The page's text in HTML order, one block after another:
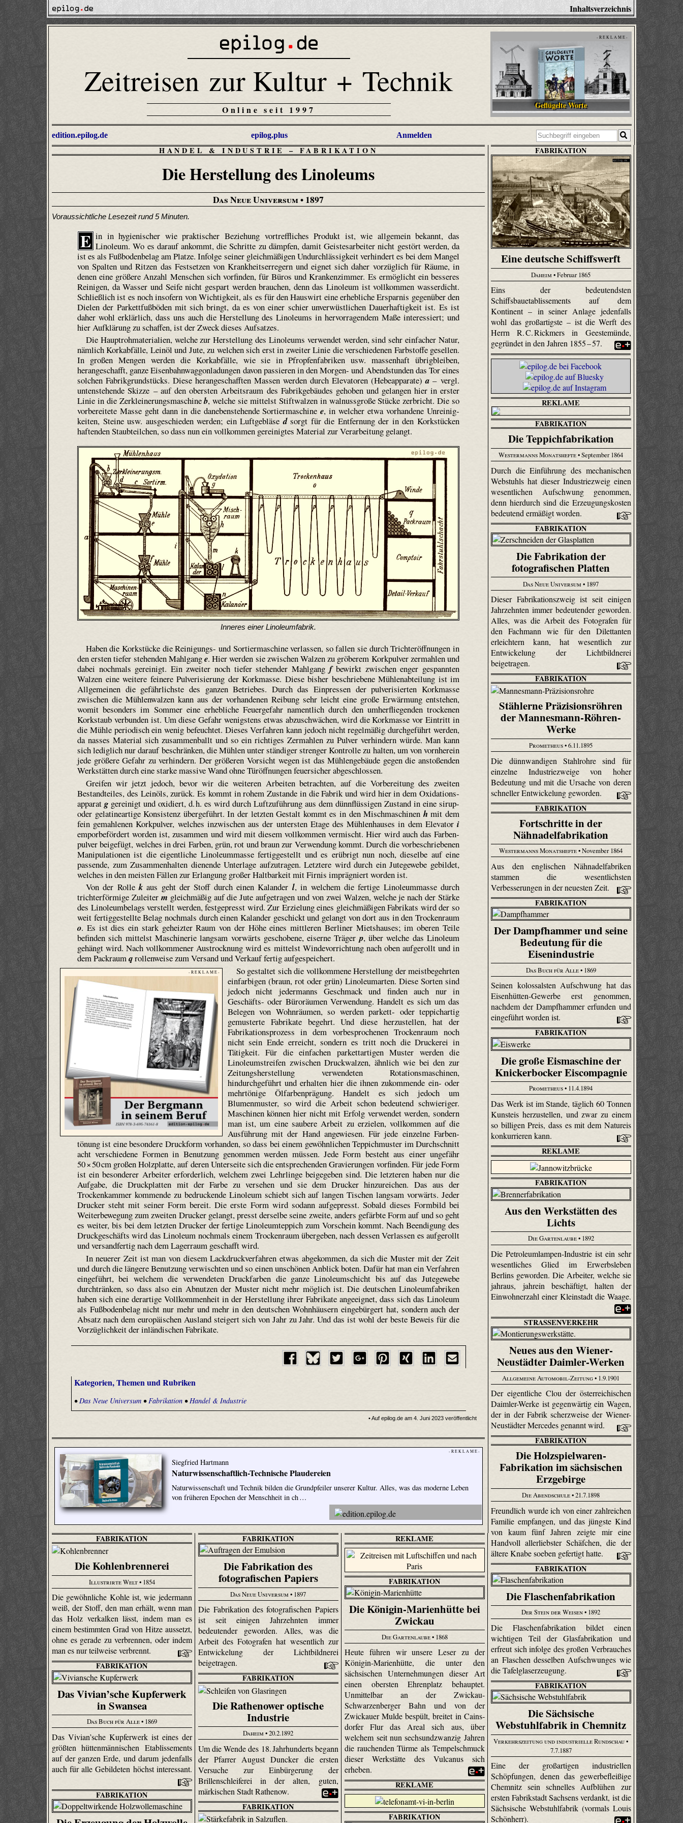
Inhaltsverzeichnis
Zeitreisen zur Kultur + Technik
Online seit 1997
- R E K L A M E -
Geflügelte Worte
edition.epilog.de epilog.plus Anmelden
HANDEL & INDUSTRIE–FABRIKATION
Die Herstellung des Linoleums
Das Neue Universum• 1897
Voraussichtliche Lesezeit rund 5 Minuten.
E in in hygienischer wie praktischer Beziehung vortreffliches Produkt ist, wie allgemein bekannt, das
Linoleum. Wo es darauf ankommt, die Schritte zu dämpfen, damit Geistesarbeiter nicht gestört werden, da
ist es als Fußbodenbelag am Platze. Infolge seiner gleichmäßigen Undurchlässigkeit verhindert es bei dem Mangel
von Spalten und Ritzen das Festsetzen von Krankheitserregern und eignet sich daher vorzüglich für Räume, in
denen eine größere Anzahl Menschen sich vorfinden, für Büros und Krankenzimmer. Es ermöglicht ein besseres
Reinigen, da Wasser und Seife nicht gespart werden brauchen, denn das Linoleum ist vollkommen wasserdicht.
Schließlich ist es noch insofern von Wichtigkeit, als es für den Hauswirt eine erhebliche Ersparnis gegenüber den
Dielen der Parkettfußböden mit sich bringt, da es von einer schier unverwüstlichen Dauerhaftigkeit ist. Es ist
daher wohl erklärlich, dass uns auch die Herstellung des Linoleums in hervorragendem Maße interessiert; und
hier Aufklärung zu schaffen, ist der Zweck dieses Aufsatzes.
Die Hauptrohmaterialien, welche zur Herstellung des Linoleums verwendet werden, sind sehr einfacher Natur,
nämlich Korkabfälle, Leinöl und Jute, zu welchen sich erst in zweiter Linie die verschiedenen Farbstoffe gesellen.
In großen Mengen werden die Korkabfälle, wie sie in Pfropfen­fabriken usw. massenhaft übrigbleiben,
herangeschafft, ganze Eisenbahnwaggonladungen davon passieren in den Morgen- und Abendstunden das Tor eines
solchen Fabrikgrundstücks. Diese herangeschafften Massen werden durch Elevatoren (Hebe­apparate)a – vergl.
untenstehende Skizze – auf den obersten Arbeitsraum des Fabrikgebäudes gehoben und gelangen hier in erster
Linie in die Zerkleinerungsmaschineb, welche sie mittelst Stiftwalzen in walnussgroße Stücke zerbricht. Die so
vorbereitete Masse geht dann in die danebenstehende Sortiermaschinee, in welcher etwa vorhandene Unreinig­
keiten, Steine usw. ausgeschieden werden; ein Luftgebläsedsorgt für die Entfernung der in den Korkstücken
haftenden Staubteilchen, so dass nun ein vollkommen gereinigtes Material zur Verarbeitung gelangt.
Inneres einer Linoleum­fabrik.
Haben die Korkstücke die Reinigungs- und Sortiermaschine verlassen, so fallen sie durch Trichteröffnungen in
den ersten tiefer stehenden Mahlgange. Hier werden sie zwischen Walzen zu gröberem Korkpulver zermahlen und
dabei nochmals gereinigt. Ein zweiter noch tiefer stehender Mahlgang fbewirkt zwischen enger gespannten
Walzen eine weitere feinere Pulverisierung der Korkmasse. Diese bisher beschriebene Mühlen­abteilung ist im
Allgemeinen die gefährlichste des ganzen Betriebes. Durch das Einpressen der pulverisierten Korkmasse
zwischen die Mühlen­walzen kann aus der vorhandenen Reibung sehr leicht eine große Erwärmung entstehen,
womit besonders im Sommer eine erhebliche Feuergefahr namentlich durch den umherfliegenden trockenen
Korkstaub verbunden ist. Um diese Gefahr wenigstens etwas abzuschwächen, wird die Korkmasse vor Eintritt in
die Mühle periodisch ein wenig befeuchtet. Dieses Verfahren kann jedoch nicht regelmäßig durchgeführt werden,
da nasses Material sich zusammenballt und so ein richtiges Zermahlen zu Pulver verhindern würde. Man kann
sich lediglich nur darauf beschränken, die Mühlen unter ständiger strenger Kontrolle zu halten, um von vornherein
jede größere Gefahr zu verhindern. Der größeren Vorsicht wegen ist das Mühlengebäude gegen die anstoßenden
Werkstätten durch eine starke massive Wand ohne Türöffnungen feuersicher abgeschlossen.
Greifen wir jetzt jedoch, bevor wir die weiteren Arbeiten betrachten, auf die Vorbereitung des zweiten
Bestandteiles, des Leinöls, zurück. Es kommt in rohem Zustande in die Fabrik und wird hier in dem Oxida­tions­
apparatg gereinigt und oxidiert, d. h. es wird durch Luftzuführung aus dem dünnflüssigen Zustand in eine sirup-
oder gelatineartige Konsistenz übergeführt. In der letzten Gestalt kommt es in den Mischmaschinen hmit dem
fein gemahlenen Korkpulver, welches inzwischen aus der untersten Etage des Mühlenhauses in dem Elevatori
empor­befördert worden ist, zusammen und wird mit diesem vollkommen vermischt. Hier wird auch das Farben­
pulver beigefügt, welches in drei Farben, grün, rot und braun zur Verwendung kommt. Durch die vorbeschriebenen
Manipulationen ist die eigentliche Linoleum­masse fertiggestellt und es erübrigt nun noch, dieselbe auf eine
passende, zum Zusammenhalten dienende Unterlage aufzutragen. Letztere wird durch ein Jutegewebe gebildet,
welches in den meisten Fällen zur Erlangung großer Haltbarkeit mit Firnis imprägniert worden ist.
Von der Rollekaus geht der Stoff durch einen Kalander l, in welchem die fertige Linoleum­masse durch
trichterförmige Zuleiterm gleichmäßig auf die Jute aufgetragen und von zwei Walzen, welche je nach der Stärke
des Linoleumbelags verstellt werden, fest­gepresst wird. Zur Erzielung eines gleichmäßigen Fabrikats wird der so
weit fertiggestellte Belag nochmals durch einen Kalander geschickt und gelangt von dort aus in den Trockenraum
o. Es ist dies ein stark geheizter Raum von der Höhe eines mittleren Berliner Mietshauses; im oberen Teile
befinden sich mittelst Maschinerie langsam vorwärts geschobene, eiserne Trägerp, über welche das Linoleum
gehängt wird. Nach vollkommener Austrocknung wird es mittelst Winde­vorrichtung nach oben aufgerollt und in
dem Packraumqrollen­weise zum Versand und Verkauf fertig aufgespeichert.
- R E K L A M E -
So gestaltet sich die vollkommene Herstellung der meist­begehrten
einfarbigen (braun, rot oder grün) Linoleum­arten. Diese Sorten sind
jedoch nicht jedermanns Geschmack und finden auch nur in
Geschäfts- oder Büroräumen Verwendung. Handelt es sich um das
Belegen von Wohnräumen, so werden parkett- oder teppichartig
gemusterte Fabrikate begehrt. Und diese herzustellen, hat der
Fabrikationsprozess in dem vorbesprochenen Trockenraum noch
nicht sein Ende erreicht, sondern es tritt noch die Druckerei in
Tätigkeit. Für die einfachen parkett­artigen Muster werden die
Linoleum­streifen zwischen Druckwalzen, ähnlich wie bei den zur
Zeitungsherstellung verwendeten Rotationsmaschinen,
hindurchgeführt und erhalten hier die ihnen zukommende ein- oder
mehr­tönige Ölfarben­prägung. Handelt es sich jedoch um
Blumenmuster, so wird die Arbeit schon bedeutend schwieriger.
Maschinen können hier nicht mit Erfolg verwendet werden, sondern
man ist, um eine saubere Arbeit zu erzielen, vollkommen auf die
Ausführung mit der Hand angewiesen. Für jede einzelne Farben­
tönung ist eine besondere Druckform vorhanden, so dass bei einem gewöhnlichen Teppichmuster im Durchschnitt
acht verschiedene Formen in Benutzung genommen werden müssen. Jede Form besteht aus einer ungefähr
50 × 50 cm großen Holzplatte, auf deren Unterseite sich die entsprechenden Gravierungen vorfinden. Für jede Form
ist ein besonderer Arbeiter erforderlich, welchem zwei Lehrlinge beigegeben sind. Die letzteren haben nur die
Aufgabe, die Druckplatten mit der Farbe zu versehen und sie dem Drucker hinzureichen. Das aus der
Trockenkammer kommende zu bedruckende Linoleum schiebt sich auf langen Tischen langsam vorwärts. Jeder
Drucker steht mit seiner Form bereit. Die erste Form wird sodann aufgepresst. Sobald dieses Formbild bei
Weiterbewegung zum zweiten Drucker gelangt, presst derselbe seine zweite, anders gefärbte Form auf und so geht
es weiter, bis bei dem letzten Drucker der fertige Linoleum­teppich zum Vorschein kommt. Nach Beendigung des
Druckgeschäfts wird das Linoleum nochmals einem Trockenraum übergeben, nach dessen Verlassen es aufgerollt
und versandfertig nach dem Lagerraum geschafft wird.
In neuerer Zeit ist man von diesem Lackdruckverfahren etwas abgekommen, da sich die Muster mit der Zeit
und durch die längere Benutzung verwischten und so einen unschönen Anblick boten. Dafür hat man ein Verfahren
eingeführt, bei welchem die verwendeten Druckfarben die ganze Linoleum­schicht bis auf das Jutegewebe
durchtränken, so dass also ein Abnutzen der Muster nicht mehr möglich ist. Die deutschen Linoleumfabriken
haben sich eine derartige Vollkommenheit in der Herstellung ihrer Fabrikate angeeignet, dass sich das Linoleum
als Fußbodenbelag nicht nur mehr und mehr in den deutschen Wohnhäusern eingebürgert hat, sondern auch der
Absatz nach dem europäischen Ausland steigert sich von Jahr zu Jahr. Und das ist wohl der beste Beweis für die
Vorzüglichkeit der inländischen Fabrikate.
Kategorien, Themen und Rubriken
•Das Neue Universum •Fabrikation •Handel & Industrie
• Auf epilog.de am 4. Juni 2023 veröffentlicht
- R E K L A M E -
Siegfried Hartmann
Naturwissenschaftlich-Technische Plaudereien
Naturwissenschaft und Technik bilden die Grundpfeiler unserer Kultur. Alles, was das moderne Leben
von früheren Epochen der Menschheit in ch …
FABRIKATION
Eine deutsche Schiffswerft
Daheim• Februar 1865
Eins der bedeutendsten
Schiffsbauetablissements auf dem
Kontinent – in seiner Anlage jedenfalls
wohl das großartigste – ist die Werft des
Herrn R. C. Rickmers in Geestemünde,
gegründet in den Jahren 1855 – 57.
REKLAME
FABRIKATION
Die Teppichfabrikation
Westermanns Monatshefte• September 1864
Durch die Einführung des mechanischen
Webstuhls hat dieser Industriezweig einen
wesentlichen Aufschwung genommen,
denn hierdurch sind die Erzeugungskosten
bedeutend ermäßigt worden.
FABRIKATION
Die Fabrikation der
fotografischen Platten
Das Neue Universum • 1897
Dieser Fabrikationszweig ist seit einigen
Jahrzehnten immer bedeutender geworden.
Alles, was die Arbeit des Fotografen für
den Fachmann wie für den Dilettanten
erleichtern kann, hat wesentlich zur
Entwickelung der Licht­bild­nerei
beigetragen.
FABRIKATION
Stählerne Präzisionsröhren
der Mannesmann-Röhren-
Werke
Prometheus• 6.11.1895
Die dünnwandigen Stahlrohre sind für
einzelne Industriezweige von hoher
Bedeutung und mit die Ursache von deren
schneller Entwickelung geworden.
FABRIKATION
Fortschritte in der
Nähnadelfabrikation
Westermanns Monatshefte• November 1864
Aus den englischen Nähnadelfabriken
stammen die wesentlichsten
Verbesserungen in der neuesten Zeit.
FABRIKATION
Der Dampfhammer und seine
Bedeutung für die
Eisenindustrie
Das Buch für Alle• 1869
Seinen kolossalsten Aufschwung hat das
Eisenhütten-Gewerbe erst genommen,
nachdem der Dampfhammer erfunden und
eingeführt worden ist.
FABRIKATION
Die große Eismaschine der
Knickerbocker Eiscompagnie
Prometheus• 11.4.1894
Das Werk ist im Stande, täglich 60 Tonnen
Kunsteis herzustellen, und zwar zu einem
so billigen Preis, dass es mit dem Natureis
konkurrieren kann.
REKLAME
FABRIKATION
Aus den Werkstätten des
Lichts
Die Gartenlaube• 1892
Die Petroleumlampen-Industrie ist ein sehr
wesentliches Glied im Erwerbsleben
Berlins geworden. Die Arbeiter, welche sie
jahraus, jahrein beschäftigt, halten der
Einwohnerzahl einer Kleinstadt die Waage.
STRASSENVERKEHR
Neues aus den Wiener-
Neustädter Daimler-Werken
Allgemeine Automobil-Zeitung• 1.9.1901
Der eigentliche Clou der österreichischen
Daimler-Werke ist gegenwärtig ein Wagen,
der in der Fabrik scherz­weise der Wiener-
Neustädter Mercedes genannt wird.
FABRIKATION
Die Holzspielwaren-
Fabrikation im sächsischen
Erzgebirge
Die Abendschule• 21.7.1898
Freundlich wurde ich von einer zahlreichen
Familie empfangen, und das jüngste Kind
von kaum fünf Jahren zeigte mir eine
Handvoll allerliebster Schäfchen, die der
ältere Knabe soeben gefertigt hatte.
FABRIKATION
Die Kohlenbrennerei
Illustrirte Welt• 1854
Die gewöhnliche Kohle ist, wie jedermann
weiß, der Stoff, den man erhält, wenn man
das Holz verkalken lässt, indem man es
einem bestimmten Grad von Hitze aussetzt,
ohne es gerade zu verbrennen, oder indem
man es nur teilweise verbrennt.
FABRIKATION
Die Fabrikation des
fotografischen Papiers
Das Neue Universum • 1897
Die Fabrikation des fotografischen Papiers
ist seit einigen Jahrzehnten immer
bedeutender geworden. Alles, was die
Arbeit des Fotografen hat wesentlich zur
Entwickelung der Licht­bild­nerei
beigetragen.
REKLAME
FABRIKATION
Die Königin-Marienhütte bei
Zwickau
Die Gartenlaube• 1868
Heute führen wir unsere Leser zu der
Königin-Marien­hütte, die unter den
sächsischen Unternehmungen dieser Art
einen obersten Ehrenplatz behauptet.
Unmittelbar an der Zwickau-
Schwarzenberger Bahn und von der
Zwickauer Mulde bespült, breitet in Cains­
dorfer Flur das Areal sich aus, über
welchem seit nun sechsundzwanzig Jahren
die rauchenden Türme als Tempelschmuck
dieser Werkstätte des Vulcanus sich
erheben.
FABRIKATION
Die Flaschenfabrikation
Der Stein der Weisen• 1892
Die Flaschenfabrikation bildet einen
wichtigen Teil der Glasfabrikation und
erfreut sich infolge des großen Verbrauches
an Flaschen desselben Aufschwunges wie
die Tafelglaserzeugung.
FABRIKATION
Das Vivian’sche Kupferwerk
in Swansea
Das Buch für Alle• 1869
Das Vivian’sche Kupferwerk ist eines der
größten hütten­männi­schen Etablissements
auf der ganzen Erde, und darum jedenfalls
auch für alle Gebildeten höchst interessant.
FABRIKATION
Die Rathenower optische
Industrie
Daheim • 20.2.1892
Um die Wende des 18. Jahrhunderts begann
der Pfarrer August Duncker die ersten
Versuche zur Einbürgerung der
Brillenschleiferei in der alten, guten,
märkischen Stadt Rathenow.
FABRIKATION
Die Sächsische
Webstuhlfabrik in Chemnitz
Verkehrszeitung und industrielle Rundschau•
7.7.1887
Eine der großartigen industriellen
Schöpfungen, denen das gewerbefleißige
Chemnitz sein schnelles Aufblühen zur
ersten Fabrikstadt Sachsens verdankt, ist die
Sächsische Webstuhlfabrik (vormals Louis
Schönherr).
REKLAME
FABRIKATION
FABRIKATION
FABRIKATION